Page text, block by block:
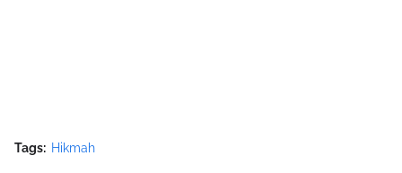
Tags: Hikmah